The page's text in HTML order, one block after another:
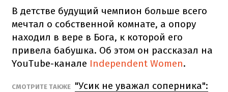
В детстве будущий чемпион больше всего
мечтал о собственной комнате, а опору
находил в вере в Бога, к которой его
привела бабушка. Об этом он рассказал на
YouTube-канале Independent Women.
СМОТРИТЕ ТАКЖЕ "Усик не уважал соперника":